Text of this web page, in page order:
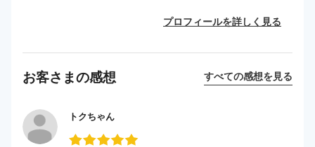
プロフィールを詳しく見る
お客さまの感想 すべての感想を見る
トクちゃん